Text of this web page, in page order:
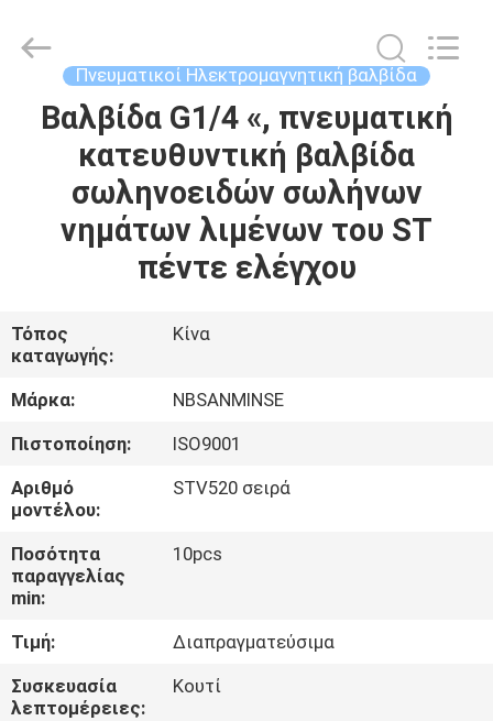
ΣΠΊΤΙ
ΠΡΟΪΌΝΤΑ
ΠΕΡΊΠΟΥ
ΓΎΡΟΣ
ΕΡΓΟΣΤΑΣΊΩΝ
ΠΟΙΟΤΙΚΌΣ
ΈΛΕΓΧΟΣ
ΜΑΣ
ΣΕ
ΕΠΑΦΉ
Export
Reserved.
Πνευματικοί Ηλεκτρομαγνητική βαλβίδα
Βαλβίδα G1/4 «, πνευματική
κατευθυντική βαλβίδα
σωληνοειδών σωλήνων
νημάτων λιμένων του ST
πέντε ελέγχου
Τόπος
καταγωγής:
Κίνα
Μάρκα:
NBSANMINSE
Πιστοποίηση:
ISO9001
Αριθμό
μοντέλου:
STV520 σειρά
Ποσότητα
παραγγελίας
min:
10pcs
Τιμή:
Διαπραγματεύσιμα
Συσκευασία
λεπτομέρειες:
Κουτί